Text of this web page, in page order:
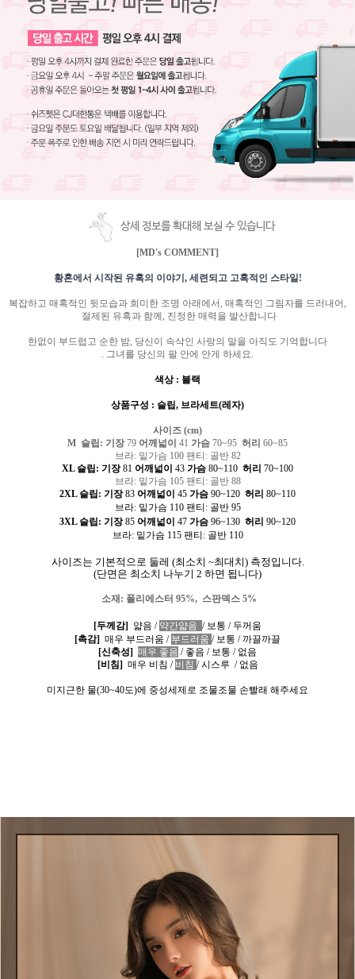
상세 정보를 확대해 보실 수 있습니다
[MD's COMMENT]
황혼에서 시작된 유혹의 이야기, 세련되고 고혹적인 스타일!
복잡하고 매혹적인 뒷모습과 희미한 조명 아래에서 매혹적인 그림자를 드러내어
절제된 유혹과 함께 진정한 매력을 발산합니다
한없이 부드럽고 순한 밤, 당신이 속삭인 사랑의 말을 아직도 기억합니다
. 그녀를 당신의 팔 안에 안게 하세요.
색상: 블랙
상품구성 : 슬립, 브라세트(레자)
사이즈 (cm)
M 슬립: 기장 79 어깨넓이 41 가슴 70~95 허리 60~85
브라: 밑가슴 100 팬티: 골반 82
XL 슬립: 기장 81 어깨넓이 43 가슴 80~110 허리 70~100
브라: 밑가슴 105 팬티: 골반 88
2XL 슬립: 기장 83 어깨넓이 45 가슴 90~120 허리 80~110
브라: 밑가슴 110 팬티: 골반 95
3XL 슬립: 기장 85 어깨넓이 47 가슴 96~130 허리 90~120
브라: 밑가슴 115 팬티: 골반 110
사이즈는 기본적으로 둘레 (최소치 ~최대치) 측정입니다.
(단면은 최소치 나누기 2 하면 됩니다)
소재: 폴리에스터 95%, 스판덱스5%
[두께감] 얇음 / 약간얇음 / 보통 / 두꺼움
[촉감] 매우 부드러움 / 부드러움 / 보통 /까끌까끌
[신축성] 매우 좋음 / 좋음 / 보통 / 없음
[비침] 매우 비침 / 비침 /시스루 / 없음
미지근한 물(30~40도)에 중성세제로 조물조물 손빨래 해주세요